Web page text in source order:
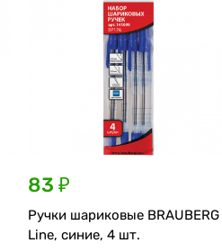
83 ₽
Ручки шариковые BRAUBERG
Line, синие, 4 шт.